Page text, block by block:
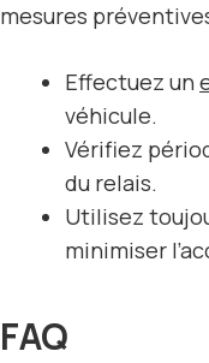
mesures
Effectuez un
véhicule.
Vérifiez
du relais.
Utilisez
minimiser
FAQ